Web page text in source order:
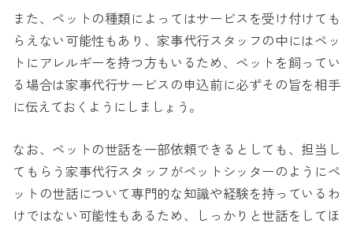
また、ペットの種類によってはサービスを受け付けても
らえない可能性もあり、家事代行スタッフの中にはペッ
トにアレルギーを持つ方もいるため、ペットを飼ってい
る場合は家事代行サービスの申込前に必ずその旨を相手
に伝えておくようにしましょう。
なお、ペットの世話を一部依頼できるとしても、担当し
てもらう家事代行スタッフがペットシッターのようにペ
ットの世話について専門的な知識や経験を持っているわ
けではない可能性もあるため、しっかりと世話をしてほ